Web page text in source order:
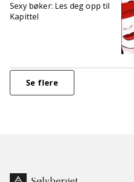
Sexy bøker: Les deg opp til
Kapittel
Se flere